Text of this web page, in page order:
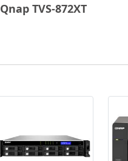
Qnap TVS-872XT